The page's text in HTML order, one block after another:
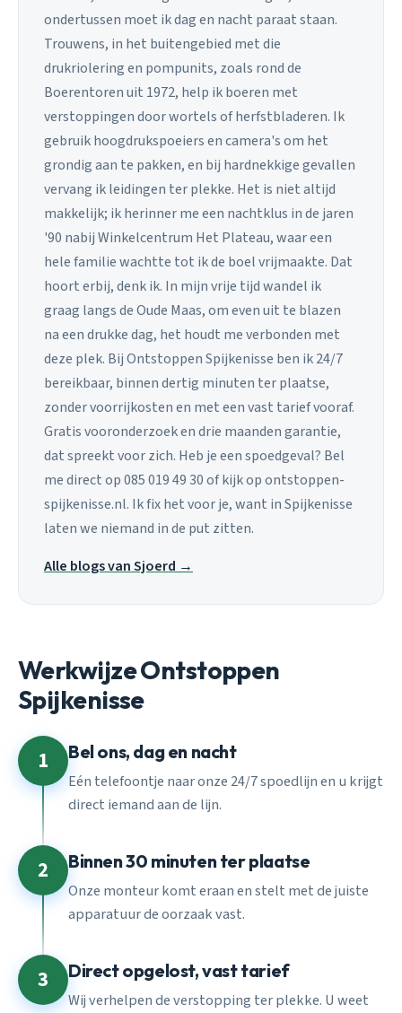
ondertussen moet ik dag en nacht paraat staan.
Trouwens, in het buitengebied met die
drukriolering en pompunits, zoals rond de
Boerentoren uit 1972, help ik boeren met
verstoppingen door wortels of herfstbladeren. Ik
gebruik hoogdrukspoeiers en camera's om het
grondig aan te pakken, en bij hardnekkige gevallen
vervang ik leidingen ter plekke. Het is niet altijd
makkelijk; ik herinner me een nachtklus in de jaren
'90 nabij Winkelcentrum Het Plateau, waar een
hele familie wachtte tot ik de boel vrijmaakte. Dat
hoort erbij, denk ik. In mijn vrije tijd wandel ik
graag langs de Oude Maas, om even uit te blazen
na een drukke dag, het houdt me verbonden met
deze plek. Bij Ontstoppen Spijkenisse ben ik 24/7
bereikbaar, binnen dertig minuten ter plaatse,
zonder voorrijkosten en met een vast tarief vooraf.
Gratis vooronderzoek en drie maanden garantie,
dat spreekt voor zich. Heb je een spoedgeval? Bel
me direct op 085 019 49 30 of kijk op ontstoppen-
spijkenisse.nl. Ik fix het voor je, want in Spijkenisse
laten we niemand in de put zitten.
Alle blogs van Sjoerd →
Werkwijze Ontstoppen
Spijkenisse
1 Bel ons, dag en nacht
Eén telefoontje naar onze 24/7 spoedlijn en u krijgt
direct iemand aan de lijn.
2 Binnen 30 minuten ter plaatse
Onze monteur komt eraan en stelt met de juiste
apparatuur de oorzaak vast.
3 Direct opgelost, vast tarief
Wij verhelpen de verstopping ter plekke. U weet